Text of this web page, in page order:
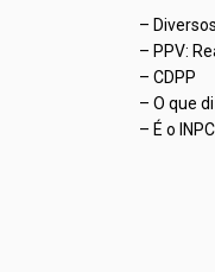
–
– PPV:
– CDPP
– O que
– É o